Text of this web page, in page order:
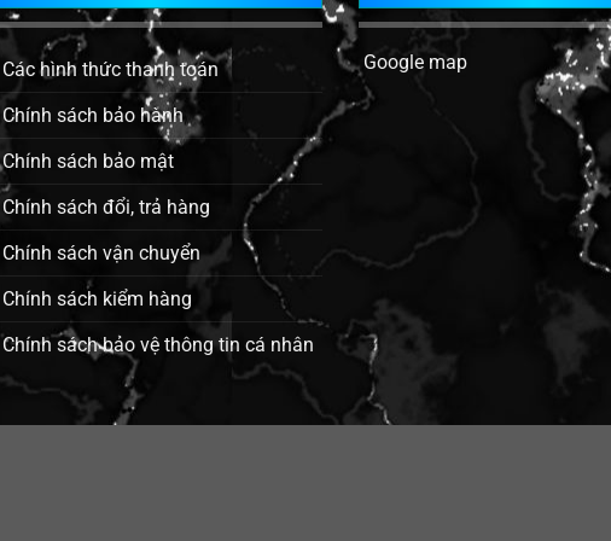
Các hình thức thanh toán
Chính sách bảo hành
Chính sách bảo mật
Chính sách đổi, trả hàng
Chính sách vận chuyển
Chính sách kiểm hàng
Chính sách bảo vệ thông tin cá nhân
Google map